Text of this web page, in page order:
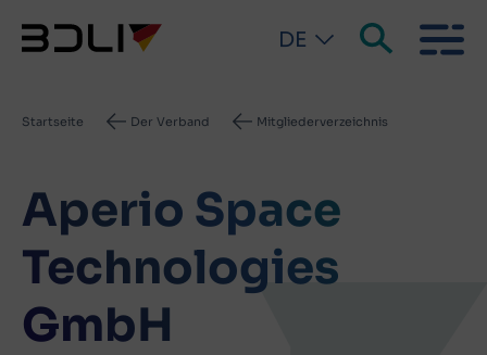
DE
Pfadnavigation
Startseite Der Verband Mitgliederverzeichnis
Aperio Space
Technologies
GmbH